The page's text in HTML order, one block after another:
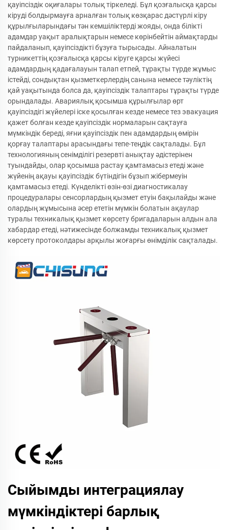
қауіпсіздік оқиғалары толық тіркеледі. Бұл қозғалысқа қарсы
кіруді болдырмауға арналған толық көзқарас дәстүрлі кіру
құрылғыларындағы тән кемшіліктерді жояды, онда білікті
адамдар уақыт аралықтарын немесе көрінбейтін аймақтарды
пайдаланып, қауіпсіздікті бұзуға тырысады. Айналатын
турникеттің қозғалысқа қарсы кіруге қарсы жүйесі
адамдардың қадағалауын талап етпей, тұрақты түрде жұмыс
істейді, сондықтан қызметкерлердің санына немесе тәуліктің
қай уақытында болса да, қауіпсіздік талаптары тұрақты түрде
орындалады. Авариялық қосымша құрылғылар өрт
қауіпсіздігі жүйелері іске қосылған кезде немесе тез эвакуация
қажет болған кезде қауіпсіздік нормаларын сақтауға
мүмкіндік береді, яғни қауіпсіздік пен адамдардың өмірін
қорғау талаптары арасындағы тепе-теңдік сақталады. Бұл
технологияның сенімділігі резервті анықтау әдістерінен
туындайды, олар қосымша растау қамтамасыз етеді және
жүйенің ақауы қауіпсіздік бүтіндігін бұзып жібермеуін
қамтамасыз етеді. Күнделікті өзін-өзі диагностикалау
процедуралары сенсорлардың қызмет етуін бақылайды және
олардың жұмысына әсер ететін мүмкін болатын ақаулар
туралы техникалық қызмет көрсету бригадаларын алдын ала
хабардар етеді, нәтижесінде болжамды техникалық қызмет
көрсету протоколдары арқылы жоғарғы өнімділік сақталады.
Сыйымды интеграциялау
мүмкіндіктері барлық